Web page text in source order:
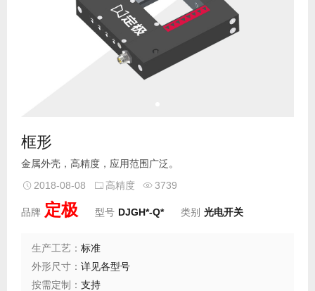
框形
金属外壳，高精度，应用范围广泛。
2018-08-08
高精度 3739
品牌 定极 型号 DJGH*-Q* 类别 光电开关
生产工艺： 标准
外形尺寸： 详见各型号
按需定制： 支持